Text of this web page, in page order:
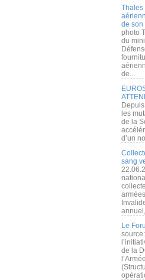
Thales
de son
photo
du
de...
les
de la
d’un
sang
Le
de la